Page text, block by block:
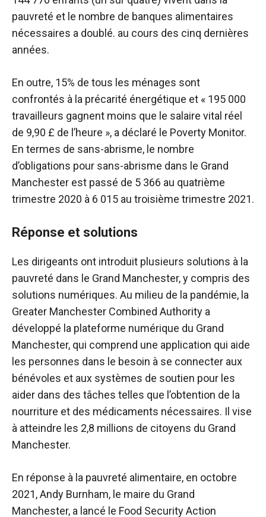
pauvreté et le nombre de banques alimentaires
nécessaires a doublé. au cours des cinq dernières
années.
En outre, 15% de tous les ménages sont
confrontés à la précarité énergétique et « 195 000
travailleurs gagnent moins que le salaire vital réel
de 9,90 £ de l’heure », a déclaré le Poverty Monitor.
En termes de sans-abrisme, le nombre
d’obligations pour sans-abrisme dans le Grand
Manchester est passé de 5 366 au quatrième
trimestre 2020 à 6 015 au troisième trimestre 2021.
Réponse et solutions
Les dirigeants ont introduit plusieurs solutions à la
pauvreté dans le Grand Manchester, y compris des
solutions numériques. Au milieu de la pandémie, la
Greater Manchester Combined Authority a
développé la plateforme numérique du Grand
Manchester, qui comprend une application qui aide
les personnes dans le besoin à se connecter aux
bénévoles et aux systèmes de soutien pour les
aider dans des tâches telles que l’obtention de la
nourriture et des médicaments nécessaires. Il vise
à atteindre les 2,8 millions de citoyens du Grand
Manchester.
En réponse à la pauvreté alimentaire, en octobre
2021, Andy Burnham, le maire du Grand
Manchester, a lancé le Food Security Action